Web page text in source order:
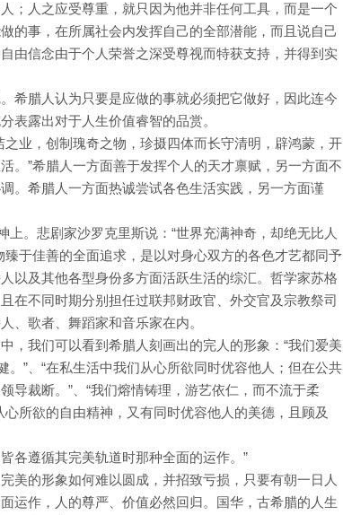
；人之应受尊重，就只因为他并非任何工具，而是一个
的事，在所属社会内发挥自己的全部潜能，而且说自己
由信念由于个人荣誉之深受尊视而特获支持，并得到实
希腊人认为只要是应做的事就必须把它做好，因此连今
表露出对于人生价值睿智的品赏。
业，创制瑰奇之物，珍摄四体而长守清明，辟鸿蒙，开
。”希腊人一方面善于发挥个人的天才禀赋，另一方面不
。希腊人一方面热诚尝试各色生活实践，另一方面谨
。悲剧家沙罗克里斯说：“世界充满神奇，却绝无比人
于佳善的全面追求，是以对身心双方的各色才艺都同予
以及其他各型身份多方面活跃生活的综汇。哲学家苏格
在不同时期分别担任过联邦财政官、外交官及宗教祭司
、歌者、舞蹈家和音乐家在内。
，我们可以看到希腊人刻画出的完人的形象：“我们爱美
”、“在私生活中我们从心所欲同时优容他人；但在公共
裁断。”、“我们熔情铸理，游艺依仁，而不流于柔
所欲的自由精神，又有同时优容他人的美德，且顾及
各遵循其完美轨道时那种全面的运作。”
美的形象如何难以圆成，并招致亏损，只要有朝一日人
运作，人的尊严、价值必然回归。国华，古希腊的人生